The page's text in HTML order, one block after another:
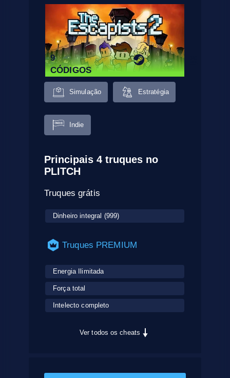
9
CÓDIGOS
Simulação Estratégia
Indie
Principais 4 truques no
PLITCH
Truques grátis
Dinheiro integral (999)
Truques PREMIUM
Energia Ilimitada
Força total
Intelecto completo
Ver todos os cheats